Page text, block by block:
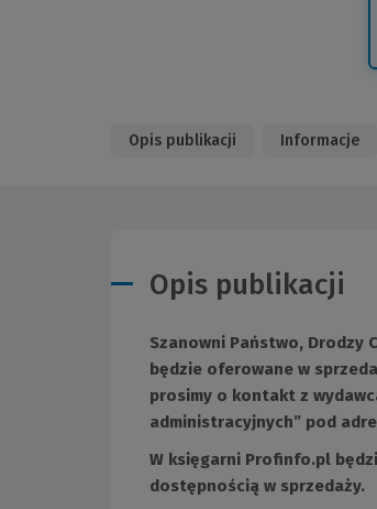
Opis publikacji Informacje
Opis publikacji
Szanowni Państwo, Drodzy
będzie oferowane w
prosimy o kontakt z
administracyjnych” pod
W księgarni Profinfo.pl
dostępnością w sprzedaży.